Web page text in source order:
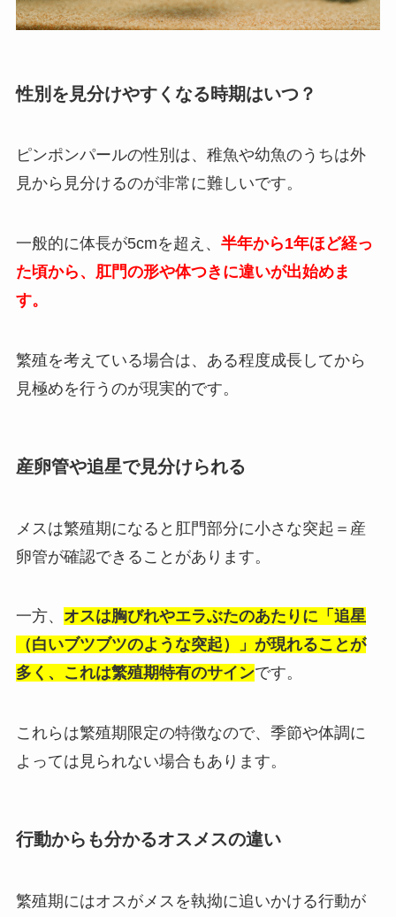
性別を見分けやすくなる時期はいつ？
ピンポンパールの性別は、稚魚や幼魚のうちは外
見から見分けるのが非常に難しいです。
一般的に体長が5cmを超え、 半年から1年ほど経っ
た頃から、肛門の形や体つきに違いが出始めま
す。
繁殖を考えている場合は、ある程度成長してから
見極めを行うのが現実的です。
産卵管や追星で見分けられる
メスは繁殖期になると肛門部分に小さな突起＝産
卵管が確認できることがあります。
一方、 オスは胸びれやエラぶたのあたりに「追星
（白いブツブツのような突起）」が現れることが
多く、これは繁殖期特有のサインです。
これらは繁殖期限定の特徴なので、季節や体調に
よっては見られない場合もあります。
行動からも分かるオスメスの違い
繁殖期にはオスがメスを執拗に追いかける行動が